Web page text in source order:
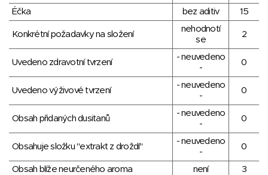
Éčka
bez aditiv 15
Konkrétní požadavky na složení
nehodnotí
se
2
Uvedeno zdravotní tvrzení
- neuvedeno
-
0
Uvedeno výživové tvrzení
- neuvedeno
-
0
Obsah přidaných dusitanů
- neuvedeno
-
0
Obsahuje složku "extrakt z droždí"
- neuvedeno
-
0
Obsah blíže neurčeného aroma není
3